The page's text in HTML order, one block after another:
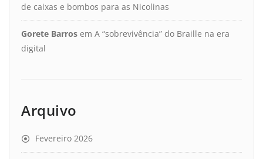
de caixas e bombos para as Nicolinas
Gorete Barros em A “sobrevivência” do Braille na era
digital
Arquivo
Fevereiro 2026